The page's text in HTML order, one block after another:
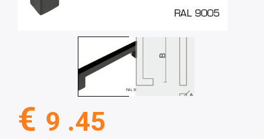
€ 9 .45